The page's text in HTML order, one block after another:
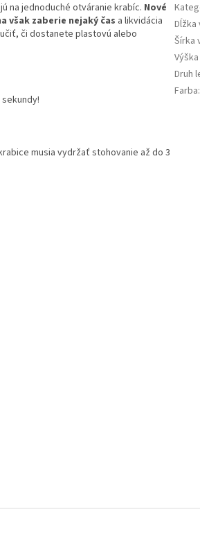
na jednoduché otváranie krabíc. Nové
však zaberie nejaký čas a likvidácia
či dostanete plastovú alebo
musia vydržať stohovanie až do 3
Dĺžka
Šírka
Druh
Farba: